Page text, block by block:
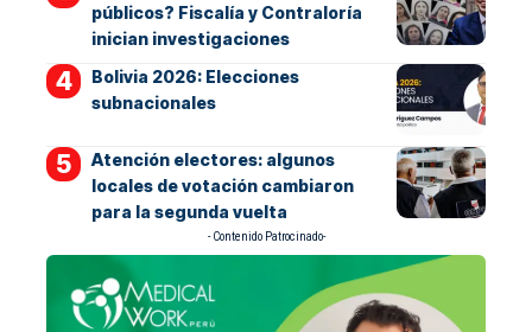
públicos? Fiscalía y Contraloría
inician investigaciones
Bolivia 2026: Elecciones
subnacionales
Atención electores: algunos
locales de votación cambiaron
para la segunda vuelta
- Contenido Patrocinado-